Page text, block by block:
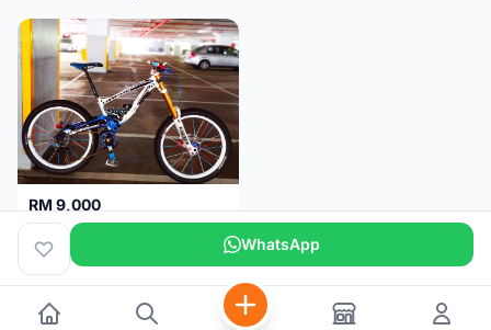
RM 9,000
Lapierre DH 720
Singapore 5 months WhatsApp